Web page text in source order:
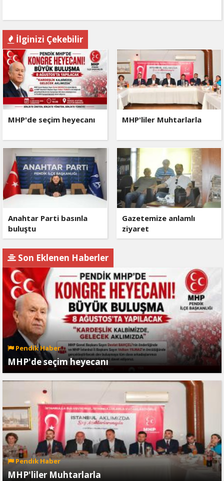
İlginizi Çekebilir
MHP'de seçim heyecanı MHP'liler Muhtarlarla
Anahtar Parti basınla
buluştu
Gazetemize anlamlı
ziyaret
Son Eklenen Haberler
Pendik Haber
MHP'de seçim heyecanı
Pendik Haber
MHP'liler Muhtarlarla